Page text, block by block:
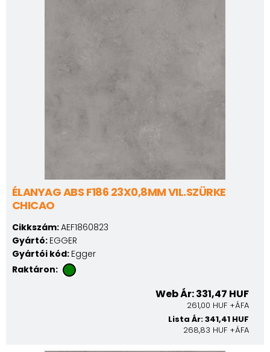
ÉLANYAG ABS F186 23X0,8MM VIL.SZÜRKE
CHICAO
Cikkszám:AEF1860823
Gyártó: EGGER
Gyártói kód: Egger
Raktáron:
Web Ár: 331,47 HUF
261,00 HUF +ÁFA
Lista Ár: 341,41 HUF
268,83 HUF +ÁFA